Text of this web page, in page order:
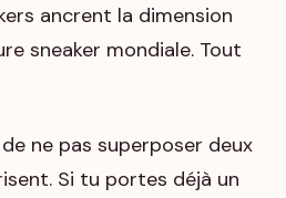
ancrent la dimension
sneaker mondiale. Tout
ne pas superposer deux
Si tu portes déjà un